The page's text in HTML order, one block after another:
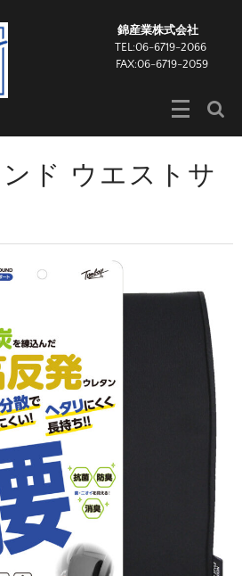
錦産業株式会社
TEL:06-6719-2066
FAX:06-6719-2059
ド ウエストサ